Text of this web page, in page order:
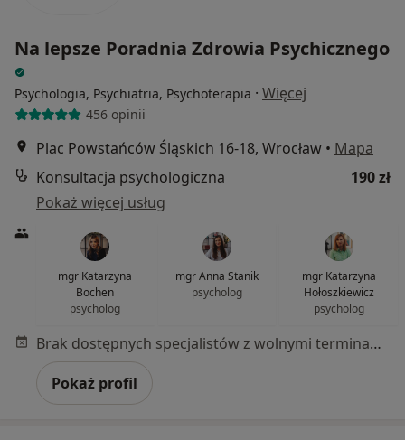
Na lepsze Poradnia Zdrowia Psychicznego
Psychologia, Psychiatria, Psychoterapia · Więcej
456 opinii
Plac Powstańców Śląskich 16-18, Wrocław • Mapa
Konsultacja psychologiczna
190 zł
Pokaż więcej usług
mgr Katarzyna
Bochen
psycholog
mgr Anna Stanik
psycholog
mgr Katarzyna
Hołoszkiewicz
psycholog
Brak dostępnych specjalistów z wolnymi terminami w tym centrum medycznym.
Pokaż profil